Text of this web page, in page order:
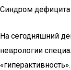
Синдром дефицита
На сегодняшний
неврологии